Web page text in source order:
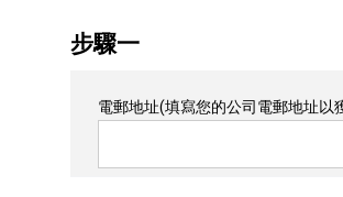
步驟一
電郵地址(填寫您的公司電郵地址以